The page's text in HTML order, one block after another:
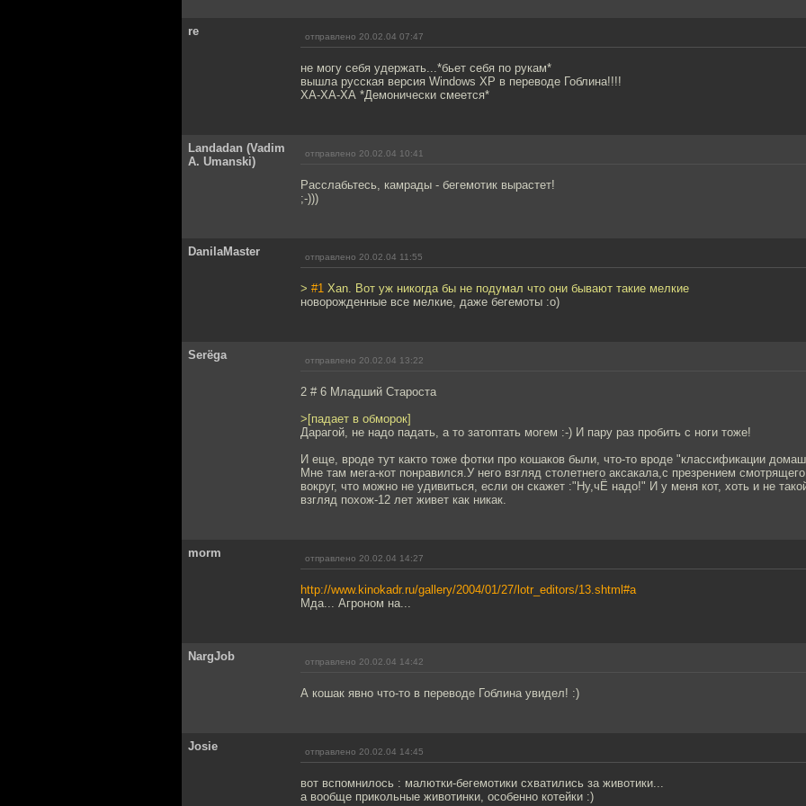
re отправлено 20.02.04 07:47
не могу себя удержать...*бьет себя по рукам*
вышла русская версия Windows XP в переводе Гоблина!!!!
ХА-ХА-ХА *Демонически смеется*
Landadan (Vadim
A. Umanski)
отправлено 20.02.04 10:41
Расслабьтесь, камрады - бегемотик вырастет!
;-)))
DanilaMaster отправлено 20.02.04 11:55
> #1 Xan. Вот уж никогда бы не подумал что они бывают такие мелкие
новорожденные все мелкие, даже бегемоты :o)
Serёga отправлено 20.02.04 13:22
2 # 6 Младший Староста
>[падает в обморок]
Дарагой, не надо падать, а то затоптать могем :-) И пару раз пробить с ноги тоже!
И еще, вроде тут както тоже фотки про кошаков были, что-то вроде "классификации
Мне там мега-кот понравился.У него взгляд столетнего аксакала,с презрением
вокруг, что можно не удивиться, если он скажет :"Ну,чЁ надо!" И у меня кот, хоть и не
взгляд похож-12 лет живет как никак.
morm отправлено 20.02.04 14:27
http://www.kinokadr.ru/gallery/2004/01/27/lotr_editors/13.shtml#a
Мда... Агроном на...
NargJob отправлено 20.02.04 14:42
А кошак явно что-то в переводе Гоблина увидел! :)
Josie отправлено 20.02.04 14:45
вот вспомнилось : малютки-бегемотики схватились за животики...
а вообще прикольные животинки, особенно котейки :)